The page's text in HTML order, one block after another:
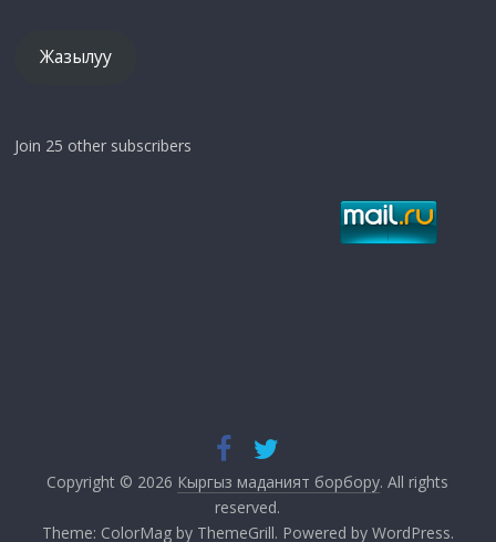
Жазылуу
Join 25 other subscribers
Copyright © 2026 Кыргыз маданият борбору. All rights
reserved.
Theme: ColorMagby ThemeGrill. Powered by WordPress.